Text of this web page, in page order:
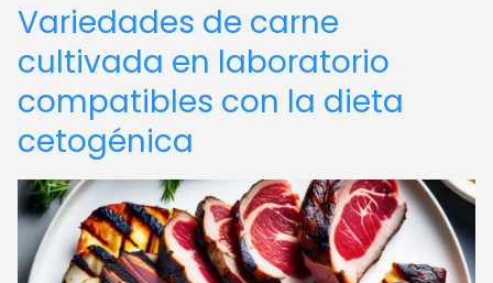
Variedades de carne
cultivada en laboratorio
compatibles con la dieta
cetogénica